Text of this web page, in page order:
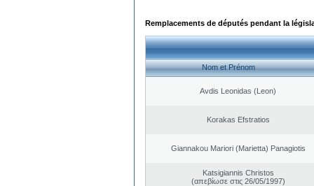
Remplacements de députés pendant la
Nom et Prénom
Avdis Leonidas (Leon)
Korakas Efstratios
Giannakou Mariori (Marietta) Panagiotis
Katsigiannis Christos
(απεβίωσε στις 26/05/1997)